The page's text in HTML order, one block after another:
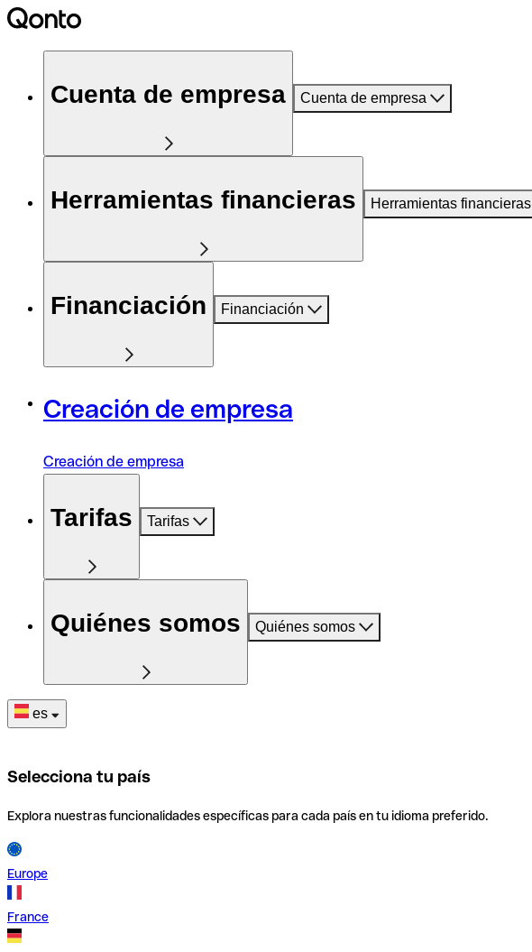
Cuenta de empresa Cuenta de empresa
Herramientas financieras Herramientas financieras
Financiación Financiación
Creación de empresa
Creación de empresa
Tarifas Tarifas
Quiénes somos Quiénes somos
es
Selecciona tu país
Explora nuestras funcionalidades específicas para cada país en tu idioma preferido.
Europe
France